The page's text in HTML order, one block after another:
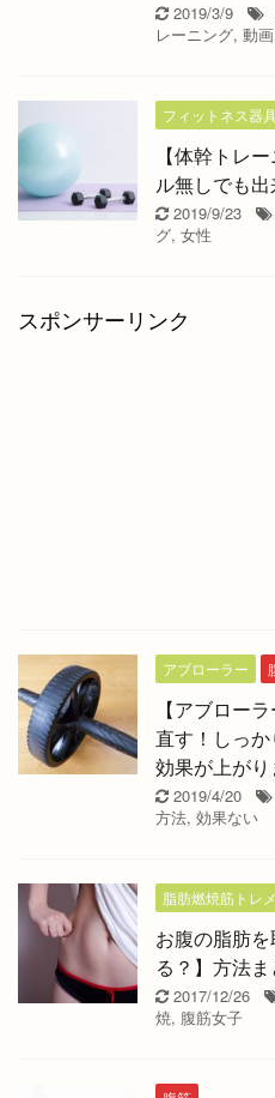
2019/3/9
レーニング, 動画
フィットネス器
【体幹トレ
ル無しでも
2019/9/23
グ, 女性
スポンサーリンク
アブローラー
【アブロー
直す！しっ
効果が上がり
2019/4/20
方法, 効果ない
脂肪燃焼筋トレ
お腹の脂肪
る？】方法ま
2017/12/26
焼, 腹筋女子